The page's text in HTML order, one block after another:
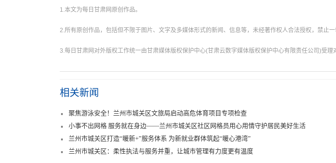
1.本文为每日甘肃网原创作品。
2.所有原创作品，包括但不限于图片、文字及多媒体形式的新闻、信息等，未经著作权人合法授权，禁止
3.每日甘肃网对外版权工作统一由甘肃媒体版权保护中心(甘肃云数字媒体版权保护中心有限责任公司)受
相关新闻
聚焦游泳安全！兰州市城关区文旅局启动高危体育项目专项检查
小事不出网格 服务就在身边——兰州市城关区社区网格员用心用情守护居民美好生活
兰州市城关区打造“暖新+”服务体系 为新就业群体筑起“暖心港湾”
兰州市城关区：柔性执法与服务并重，让城市管理有力度更有温度